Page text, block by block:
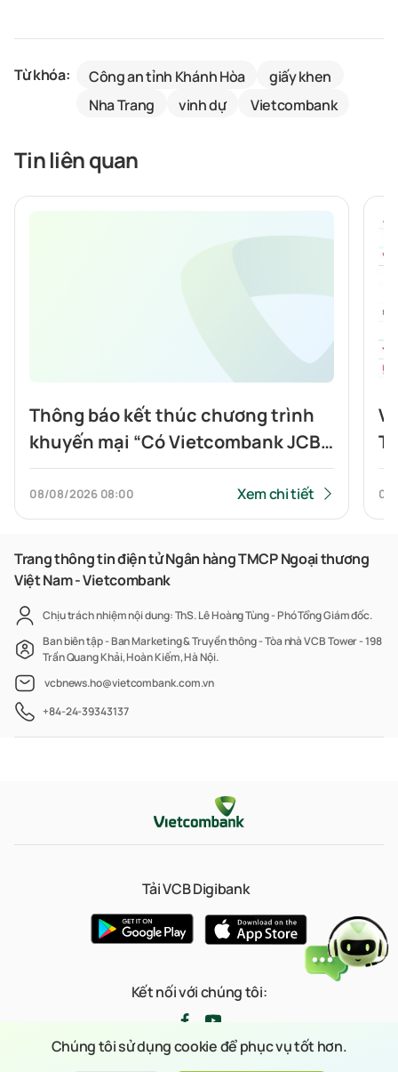
Từ khóa: Công an tỉnh Khánh Hòa
giấy khen
Nha Trang
vinh dự Vietcombank
Tin liên quan
Thông báo kết thúc chương trình
khuyến mại “Có Vietcombank JCB,
Highlands nửa giá”
08/08/2026 08:00 Xem chi tiết
Trang thông tin điện tử Ngân hàng TMCP Ngoại thương
Việt Nam - Vietcombank
Chịu trách nhiệm nội dung: ThS. Lê Hoàng Tùng - Phó Tổng Giám đốc.
Ban biên tập - Ban Marketing & Truyền thông - Tòa nhà VCB Tower - 198
Trần Quang Khải, Hoàn Kiếm, Hà Nội.
vcbnews.ho@vietcombank.com.vn
+84-24-39343137
Tải VCB Digibank
Kết nối với chúng tôi:
Chúng tôi sử dụng cookie để phục vụ tốt hơn.